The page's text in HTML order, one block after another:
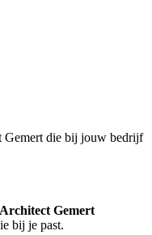
Gemert die bij jouw bedrijf
Architect Gemert
bij je past.